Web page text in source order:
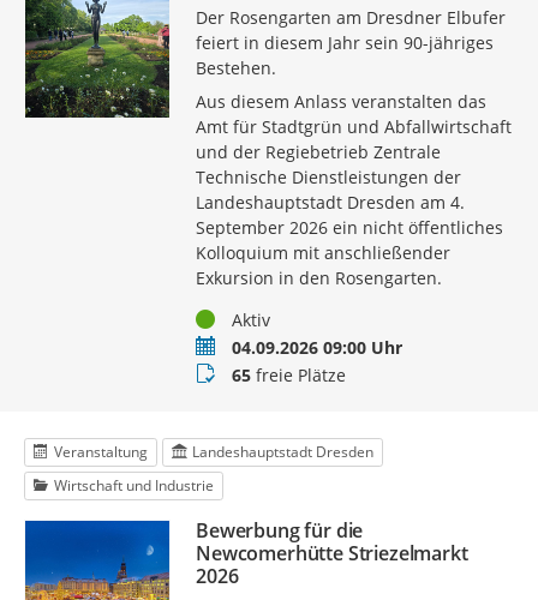
Der Rosengarten am Dresdner Elbufer
feiert in diesem Jahr sein 90-jähriges
Bestehen.
Aus diesem Anlass veranstalten das
Amt für Stadtgrün und Abfallwirtschaft
und der Regiebetrieb Zentrale
Technische Dienstleistungen der
Landeshauptstadt Dresden am 4.
September 2026 ein nicht öffentliches
Kolloquium mit anschließender
Exkursion in den Rosengarten.
StatusAktiv
Termin04.09.2026 09:00 Uhr
Buchungsstatus
65freie Plätze
Veranstaltung
Landeshauptstadt Dresden
Wirtschaft und Industrie
Bewerbung für die
Newcomerhütte Striezelmarkt
2026